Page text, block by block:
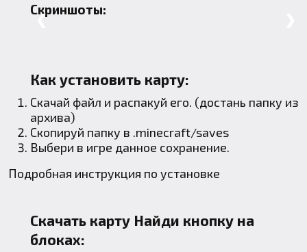
Скриншоты:
Как установить карту:
Скачай файл и распакуй его. (достань папку из
архива)
Скопируй папку в .minecraft/saves
Выбери в игре данное сохранение.
Подробная инструкция по установке
Скачать карту Найди кнопку на
блоках:
❮